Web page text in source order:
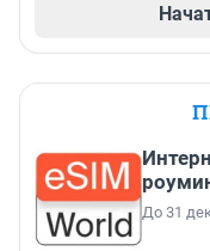
До 31